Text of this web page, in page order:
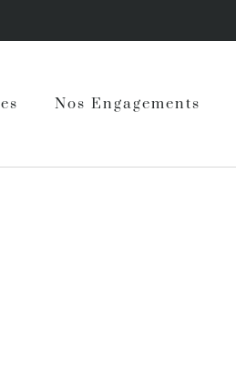
Nos Engagements